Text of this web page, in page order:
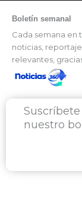
Boletín semanal
Cada semana en
noticias,
relevantes,
Suscríbete
nuestro